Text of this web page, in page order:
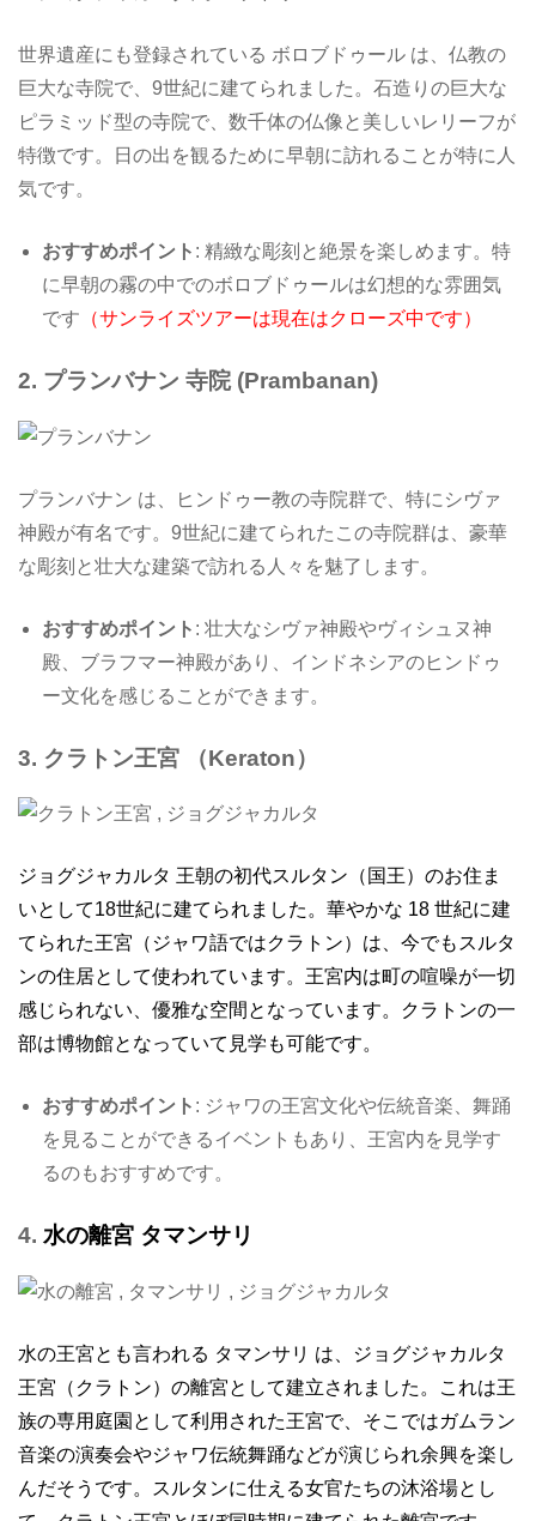
世界遺産にも登録されている ボロブドゥール は、仏教の
巨大な寺院で、9世紀に建てられました。石造りの巨大な
ピラミッド型の寺院で、数千体の仏像と美しいレリーフが
特徴です。日の出を観るために早朝に訪れることが特に人
気です。
おすすめポイント : 精緻な彫刻と絶景を楽しめます。特
に早朝の霧の中でのボロブドゥールは幻想的な雰囲気
です （サンライズツアーは現在はクローズ中です）
2. プランバナン 寺院 (Prambanan)
プランバナン は、ヒンドゥー教の寺院群で、特にシヴァ
神殿が有名です。9世紀に建てられたこの寺院群は、豪華
な彫刻と壮大な建築で訪れる人々を魅了します。
おすすめポイント : 壮大なシヴァ神殿やヴィシュヌ神
殿、ブラフマー神殿があり、インドネシアのヒンドゥ
ー文化を感じることができます。
3. クラトン王宮 （Keraton）
ジョグジャカルタ 王朝の初代スルタン（国王）のお住ま
いとして18世紀に建てられました。華やかな 18 世紀に建
てられた王宮（ジャワ語ではクラトン）は、今でもスルタ
ンの住居として使われています。王宮内は町の喧噪が一切
感じられない、優雅な空間となっています。クラトンの一
部は博物館となっていて見学も可能です。
おすすめポイント : ジャワの王宮文化や伝統音楽、舞踊
を見ることができるイベントもあり、王宮内を見学す
るのもおすすめです。
4. 水の離宮 タマンサリ
水の王宮とも言われる タマンサリ は、ジョグジャカルタ
王宮（クラトン）の離宮として建立されました。これは王
族の専用庭園として利用された王宮で、そこではガムラン
音楽の演奏会やジャワ伝統舞踊などが演じられ余興を楽し
んだそうです。スルタンに仕える女官たちの沐浴場とし